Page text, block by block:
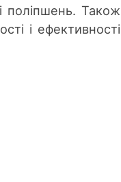
поліпшень. Також
і ефективності